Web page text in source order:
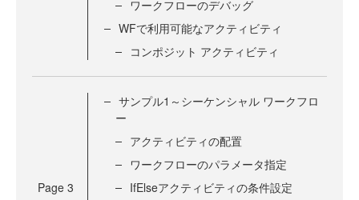
ワークフローのデバッグ
WFで利用可能なアクティビティ
コンポジット アクティビティ
Page 3
サンプル1～シーケンシャル ワークフロ
ー
アクティビティの配置
ワークフローのパラメータ指定
IfElseアクティビティの条件設定